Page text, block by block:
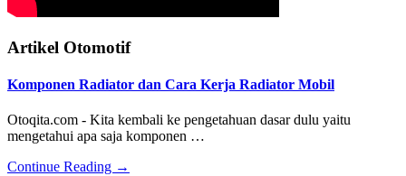
Artikel Otomotif
Komponen Radiator dan Cara Kerja Radiator Mobil
Otoqita.com - Kita kembali ke pengetahuan dasar dulu yaitu
mengetahui apa saja komponen …
Continue Reading about
→